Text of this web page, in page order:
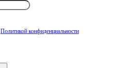
Политикой конфиденциальности